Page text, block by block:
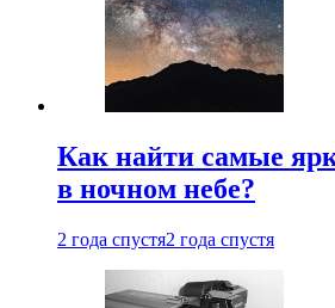
Как найти самые
в ночном небе?
2 года спустя2 года спустя